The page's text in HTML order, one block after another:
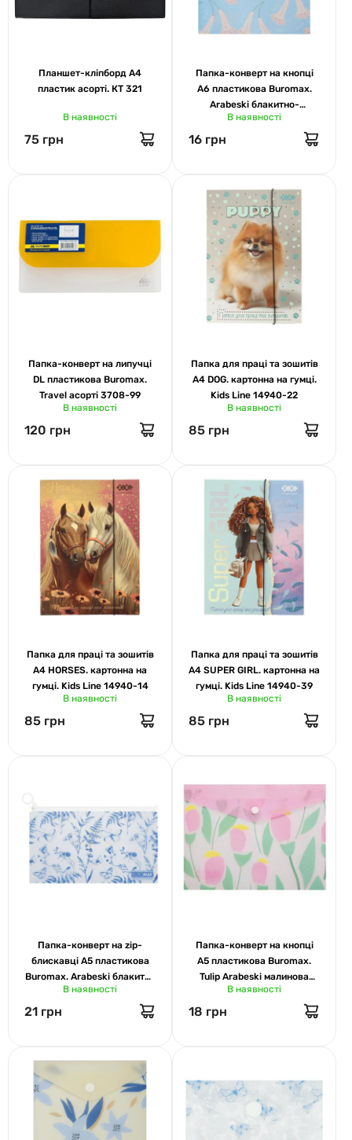
Планшет-кліпборд А4
пластик асорті. КТ 321
В наявності
75 грн
Папка-конверт на кнопці
А6 пластикова Buromax.
Arabeski блакитно-
персикова 3922-74
В наявності
16 грн
Папка-конверт на липучці
DL пластикова Buromax.
Travel асорті 3708-99
В наявності
120 грн
Папка для праці та зошитів
А4 DOG. картонна на гумці.
Kids Line 14940-22
В наявності
85 грн
Папка для праці та зошитів
А4 HORSES. картонна на
гумці. Kids Line 14940-14
В наявності
85 грн
Папка для праці та зошитів
А4 SUPER GIRL. картонна на
гумці. Kids Line 14940-39
В наявності
85 грн
Папка-конверт на zip-
блискавці А5 пластикова
Buromax. Arabeski блакитна
3949-14
В наявності
21 грн
Папка-конверт на кнопці
А5 пластикова Buromax.
Tulip Arabeski малинова
3919-29
В наявності
18 грн